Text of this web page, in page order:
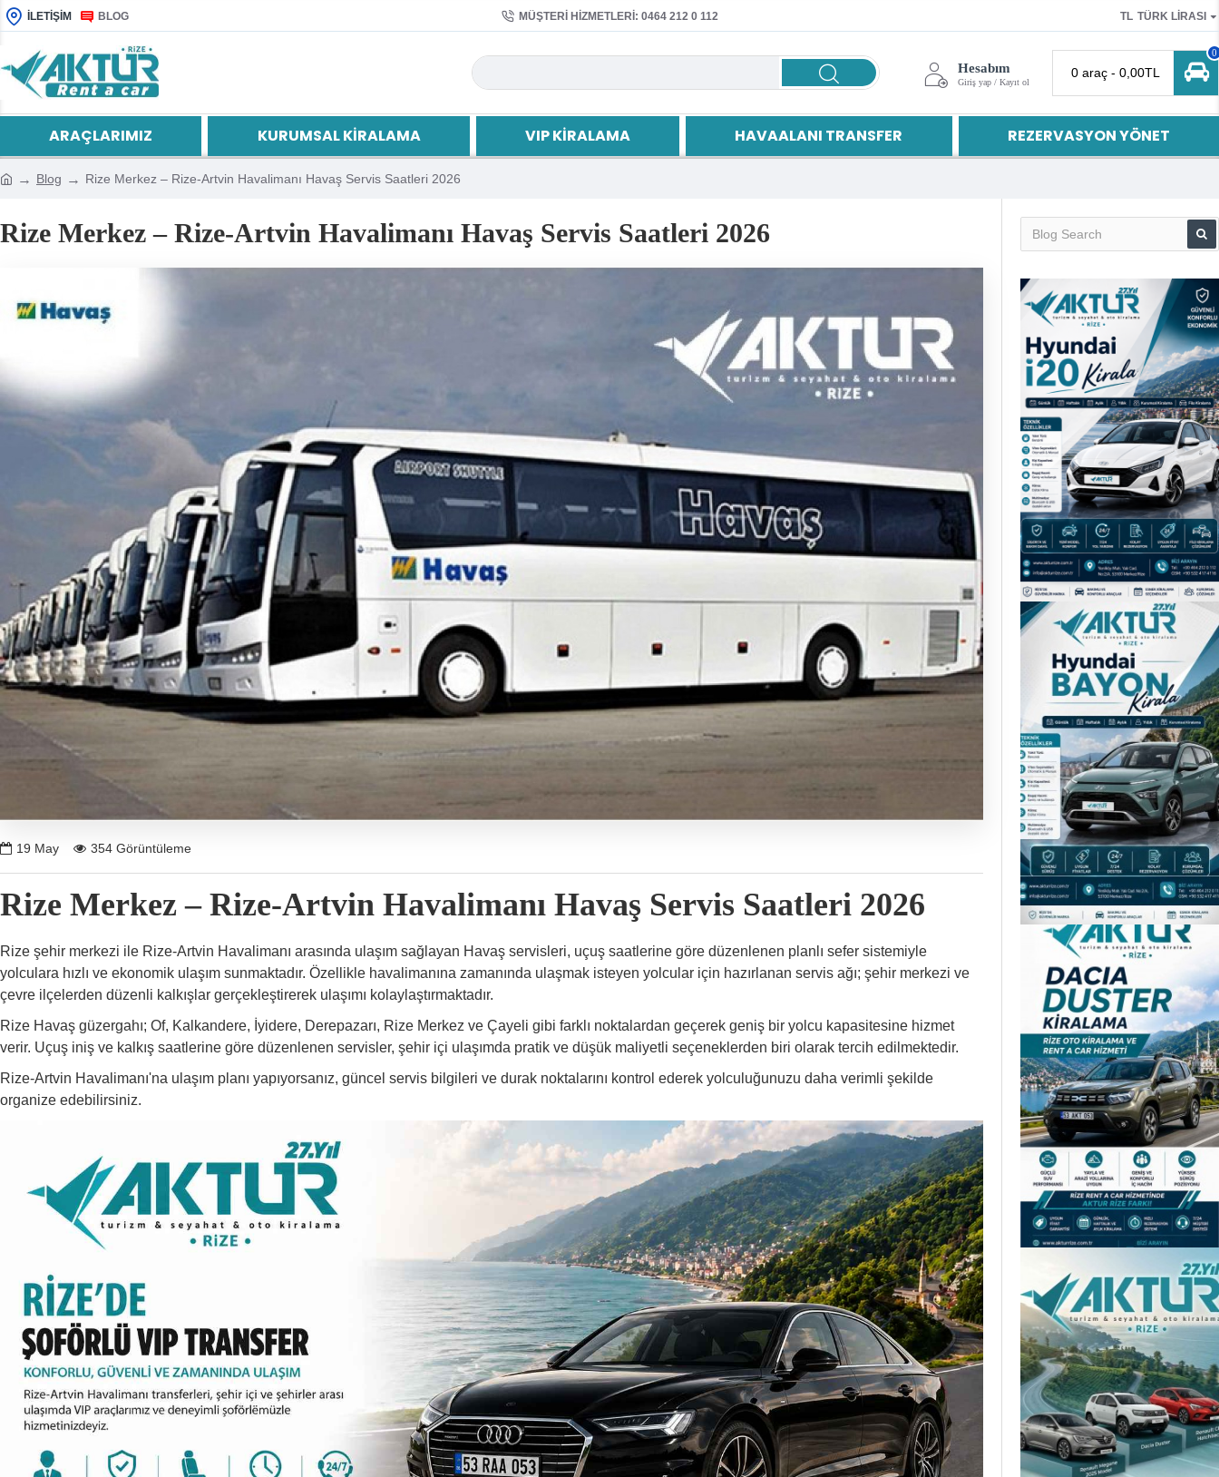
İLETIŞIM BLOG MÜŞTERI HIZMETLERI: 0464 212 0 112 TL TÜRK LIRASI
Hesabım
Giriş yap / Kayıt ol
0 araç - 0,00TL
0
ARAÇLARIMIZ KURUMSAL KIRALAMA VIP KIRALAMA HAVAALANI TRANSFER REZERVASYON YÖNET
Blog Rize Merkez – Rize-Artvin Havalimanı Havaş Servis Saatleri 2026
Rize Merkez – Rize-Artvin Havalimanı Havaş Servis Saatleri 2026
19 May 354 Görüntüleme
Rize Merkez – Rize-Artvin Havalimanı Havaş Servis Saatleri 2026
Rize şehir merkezi ile Rize-Artvin Havalimanı arasında ulaşım sağlayan Havaş servisleri, uçuş saatlerine göre düzenlenen planlı sefer sistemiyle
yolculara hızlı ve ekonomik ulaşım sunmaktadır. Özellikle havalimanına zamanında ulaşmak isteyen yolcular için hazırlanan servis ağı; şehir merkezi ve
çevre ilçelerden düzenli kalkışlar gerçekleştirerek ulaşımı kolaylaştırmaktadır.
Rize Havaş güzergahı; Of, Kalkandere, İyidere, Derepazarı, Rize Merkez ve Çayeli gibi farklı noktalardan geçerek geniş bir yolcu kapasitesine hizmet
verir. Uçuş iniş ve kalkış saatlerine göre düzenlenen servisler, şehir içi ulaşımda pratik ve düşük maliyetli seçeneklerden biri olarak tercih edilmektedir.
Rize-Artvin Havalimanı'na ulaşım planı yapıyorsanız, güncel servis bilgileri ve durak noktalarını kontrol ederek yolculuğunuzu daha verimli şekilde
organize edebilirsiniz.